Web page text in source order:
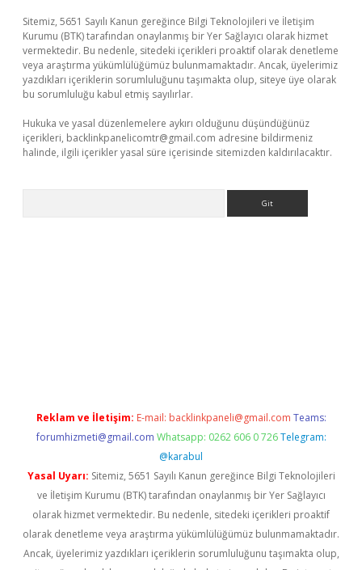
Sitemiz, 5651 Sayılı Kanun gereğince Bilgi Teknolojileri ve İletişim
Kurumu (BTK) tarafından onaylanmış bir Yer Sağlayıcı olarak hizmet
vermektedir. Bu nedenle, sitedeki içerikleri proaktif olarak denetleme
veya araştırma yükümlülüğümüz bulunmamaktadır. Ancak, üyelerimiz
yazdıkları içeriklerin sorumluluğunu taşımakta olup, siteye üye olarak
bu sorumluluğu kabul etmiş sayılırlar.
Hukuka ve yasal düzenlemelere aykırı olduğunu düşündüğünüz
içerikleri, backlinkpanelicomtr@gmail.com adresine bildirmeniz
halinde, ilgili içerikler yasal süre içerisinde sitemizden kaldırılacaktır.
Reklam ve İletişim: E-mail: backlinkpaneli@gmail.com Teams:
forumhizmeti@gmail.com Whatsapp: 0262 606 0 726 Telegram:
@karabul
Yasal Uyarı: Sitemiz, 5651 Sayılı Kanun gereğince Bilgi Teknolojileri
ve İletişim Kurumu (BTK) tarafından onaylanmış bir Yer Sağlayıcı
olarak hizmet vermektedir. Bu nedenle, sitedeki içerikleri proaktif
olarak denetleme veya araştırma yükümlülüğümüz bulunmamaktadır.
Ancak, üyelerimiz yazdıkları içeriklerin sorumluluğunu taşımakta olup,